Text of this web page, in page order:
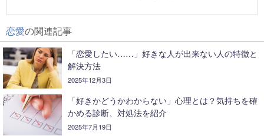
恋愛の関連記事
「恋愛したい……」好きな人が出来ない人の特徴と
解決方法
2025年12月3日
「好きかどうかわからない」心理とは？気持ちを確
かめる診断、対処法を紹介
2025年7月19日